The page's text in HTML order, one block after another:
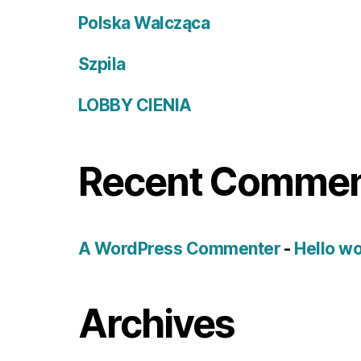
Polska Walcząca
Szpila
LOBBY CIENIA
Recent
A WordPress Commenter- Hello
Archives